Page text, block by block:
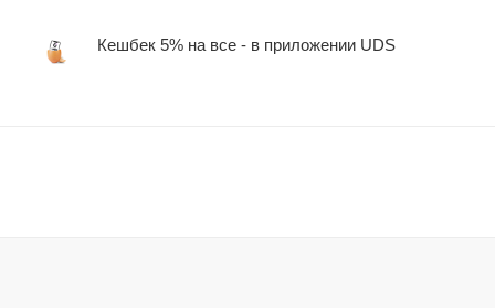
Кешбек 5% на все - в приложении UDS